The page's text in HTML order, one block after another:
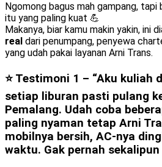
Ngomong bagus mah gampang,
itu yang paling kuat 💪
Makanya, biar kamu makin yakin, ini
real dari penumpang, penyewa
yang udah pakai layanan Arni Trans.
⭐ Testimoni 1 – “Aku kuliah
setiap liburan pasti pulang
Pemalang. Udah coba
paling nyaman tetap Arni
mobilnya bersih, AC-nya
waktu. Gak pernah sekalipun